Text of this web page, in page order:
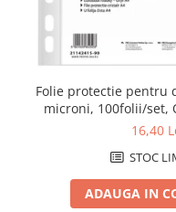
Folie protectie pentru
microni, 100folii/set,
16,40
STOC
ADAUGA IN